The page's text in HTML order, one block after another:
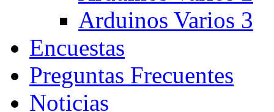
Arduinos Varios 3
Encuestas
Preguntas Frecuentes
Noticias